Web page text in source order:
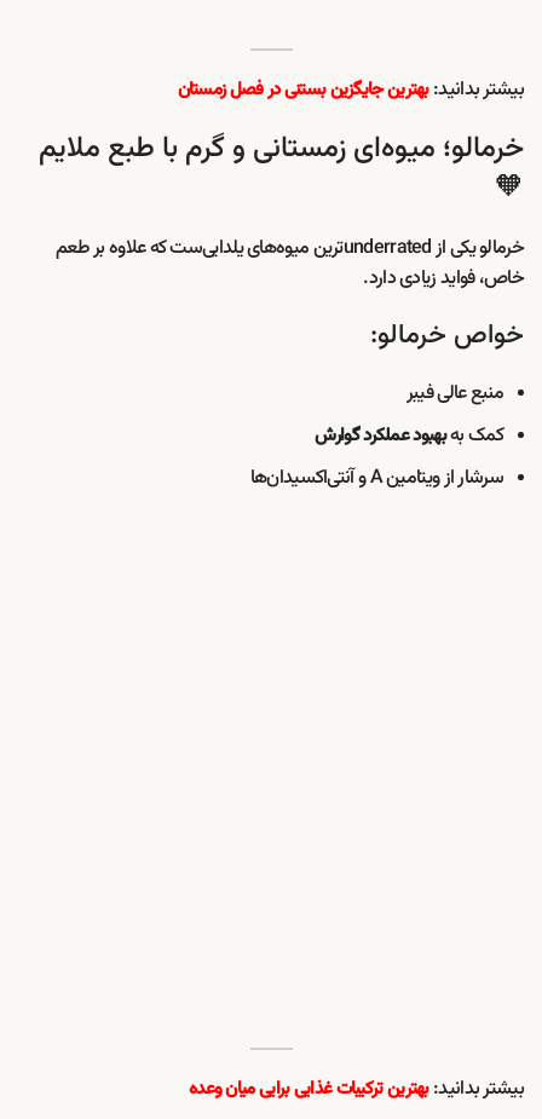
بیشتر بدانید:بهترین جایگزین بستنی در فصل زمستان
خرمالو؛ میوه‌ای زمستانی و گرم با طبع ملایم
🧡
خرمالو یکی از underratedترین میوه‌های یلدایی‌ست که علاوه بر طعم
خاص، فواید زیادی دارد.
خواص خرمالو:
منبع عالی فیبر
کمک بهبهبود عملکرد گوارش
سرشار از ویتامین A و آنتی‌اکسیدان‌ها
بیشتر بدانید:بهترین ترکیبات غذایی برایی میان وعده